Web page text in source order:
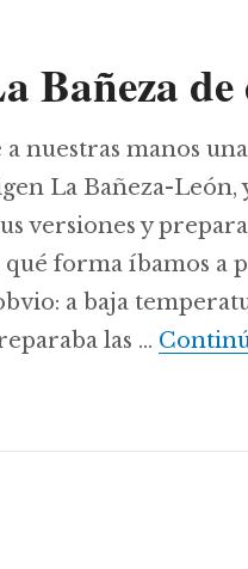
Bañeza de
nuestras manos
La Bañeza-León,
versiones y
forma íbamos a
a baja
las …